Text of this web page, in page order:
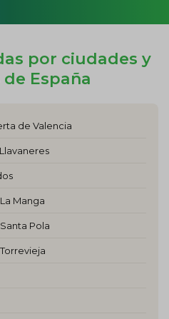
por ciudades y
España
de Valencia
Manga
Pola